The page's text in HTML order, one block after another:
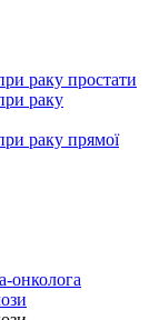
раку простати
раку
раку прямої
онколога